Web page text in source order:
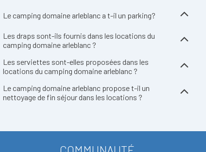
Le camping domaine arleblanc a t-il un parking?
Les draps sont-ils fournis dans les locations du
camping domaine arleblanc ?
Les serviettes sont-elles proposées dans les
locations du camping domaine arleblanc ?
Le camping domaine arleblanc propose t-il un
nettoyage de fin séjour dans les locations ?